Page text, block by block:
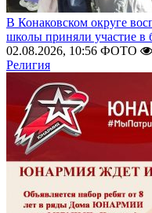
В Конаковском округе
школы приняли участие в
02.08.2026, 10:56 ФОТО
Религия